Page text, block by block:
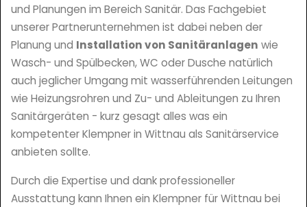
und Planungen im Bereich Sanitär. Das Fachgebiet
unserer Partnerunternehmen ist dabei neben der
Planung und Installation von Sanitäranlagen wie
Wasch- und Spülbecken, WC oder Dusche natürlich
auch jeglicher Umgang mit wasserführenden Leitungen
wie Heizungsrohren und Zu- und Ableitungen zu Ihren
Sanitärgeräten - kurz gesagt alles was ein
kompetenter Klempner in Wittnau als Sanitärservice
anbieten sollte.
Durch die Expertise und dank professioneller
Ausstattung kann Ihnen ein Klempner für Wittnau bei